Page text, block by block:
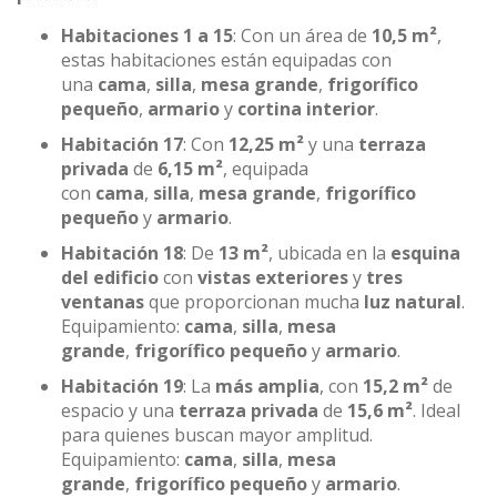
Habitaciones 1 a 15: Con un área de 10,5 m²,
estas habitaciones están equipadas con
una cama, silla, mesa grande, frigorífico
pequeño, armarioy cortina interior.
Habitación 17: Con 12,25 m²y una terraza
privada de 6,15 m², equipada
con cama, silla, mesa grande, frigorífico
pequeñoy armario.
Habitación 18: De 13 m², ubicada en la esquina
del edificiocon vistas exterioresy tres
ventanasque proporcionan mucha luz natural.
Equipamiento: cama, silla, mesa
grande, frigorífico pequeñoy armario.
Habitación 19: La más amplia, con 15,2 m²de
espacio y una terraza privada de 15,6 m². Ideal
para quienes buscan mayor amplitud.
Equipamiento: cama, silla, mesa
grande, frigorífico pequeñoy armario.